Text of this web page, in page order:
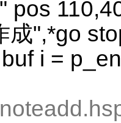
pos
成",*go
i =